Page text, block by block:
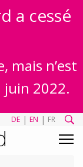
a cessé
mais n’est
juin 2022.
DE | EN | FR